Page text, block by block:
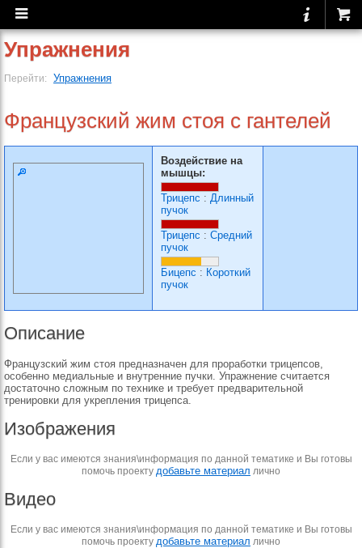
Упражнения
Перейти: Упражнения
Французский жим стоя с гантелей
Воздействие на
мышцы:
Трицепс : Длинный
пучок
Трицепс : Средний
пучок
Бицепс : Короткий
пучок
Описание
Французский жим стоя предназначен для проработки трицепсов,
особенно медиальные и внутренние пучки. Упражнение считается
достаточно сложным по технике и требует предварительной
тренировки для укрепления трицепса.
Изображения
Если у вас имеются знания\информация по данной тематике и Вы готовы
помочь проекту добавьте материал лично
Видео
Если у вас имеются знания\информация по данной тематике и Вы готовы
помочь проекту добавьте материал лично